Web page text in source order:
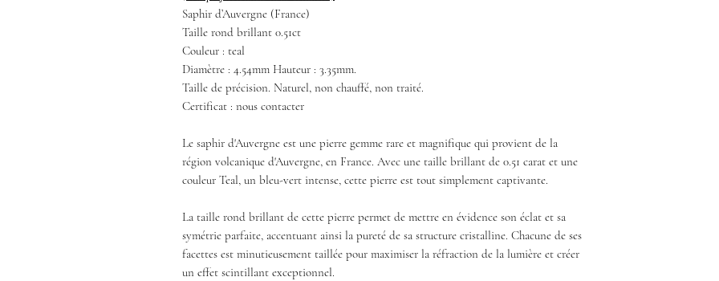
Saphir d’Auvergne (France)
Taille rond brillant 0.51ct
Couleur : teal
Diamètre : 4.54mm Hauteur : 3.35mm.
Taille de précision. Naturel, non chauffé, non traité.
Certificat : nous contacter
Le saphir d'Auvergne est une pierre gemme rare et magnifique qui provient de la
région volcanique d'Auvergne, en France. Avec une taille brillant de 0.51 carat et une
couleur Teal, un bleu-vert intense, cette pierre est tout simplement captivante.
La taille rond brillant de cette pierre permet de mettre en évidence son éclat et sa
symétrie parfaite, accentuant ainsi la pureté de sa structure cristalline. Chacune de ses
facettes est minutieusement taillée pour maximiser la réfraction de la lumière et créer
un effet scintillant exceptionnel.